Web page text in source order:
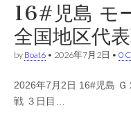
16#児島 モ
全国地区代
by Boat6 • 2026年7月2日 • 0
2026年7月2日 16#児島
戦 ３日目…